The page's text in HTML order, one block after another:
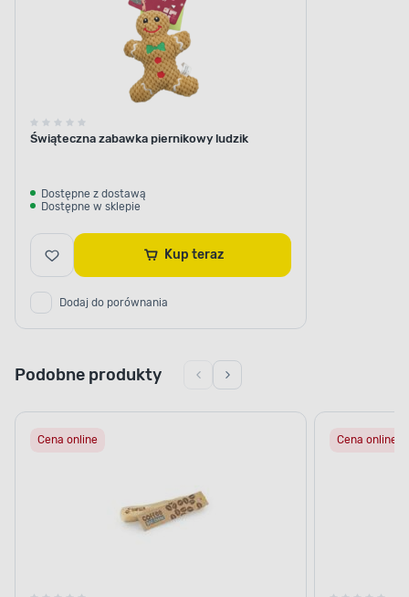
Świąteczna zabawka piernikowy ludzik
Dostępne z dostawą
Dostępne w sklepie
Kup teraz
Dodaj do porównania
Podobne produkty
Cena online Cena online